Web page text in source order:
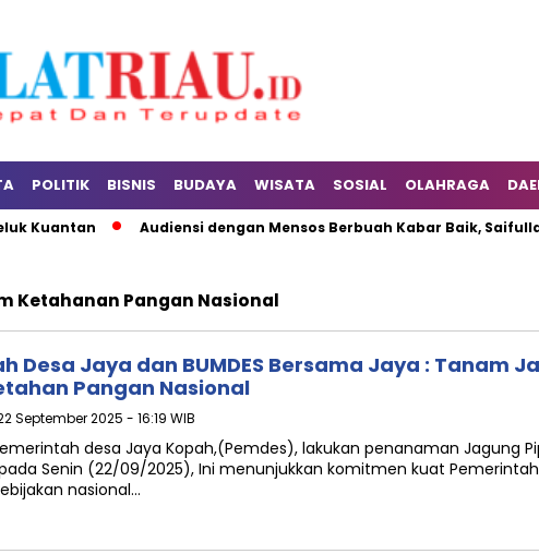
POLITIK BISNIS BUDAYA WISATA SOSIAL OLAHRAGA
Kuantan Audiensi dengan Mensos Berbuah Kabar Baik, Saifullah
Ketahanan Pangan Nasional
Desa Jaya dan BUMDES Bersama Jaya : Tanam
Pangan Nasional
September 2025 - 16:19 WIB
desa Jaya Kopah,(Pemdes), lakukan penanaman Jagung
Senin (22/09/2025), Ini menunjukkan komitmen kuat
nasional…